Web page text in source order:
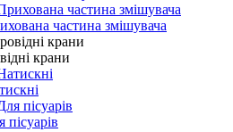
частина змішувача
крани
пісуарів